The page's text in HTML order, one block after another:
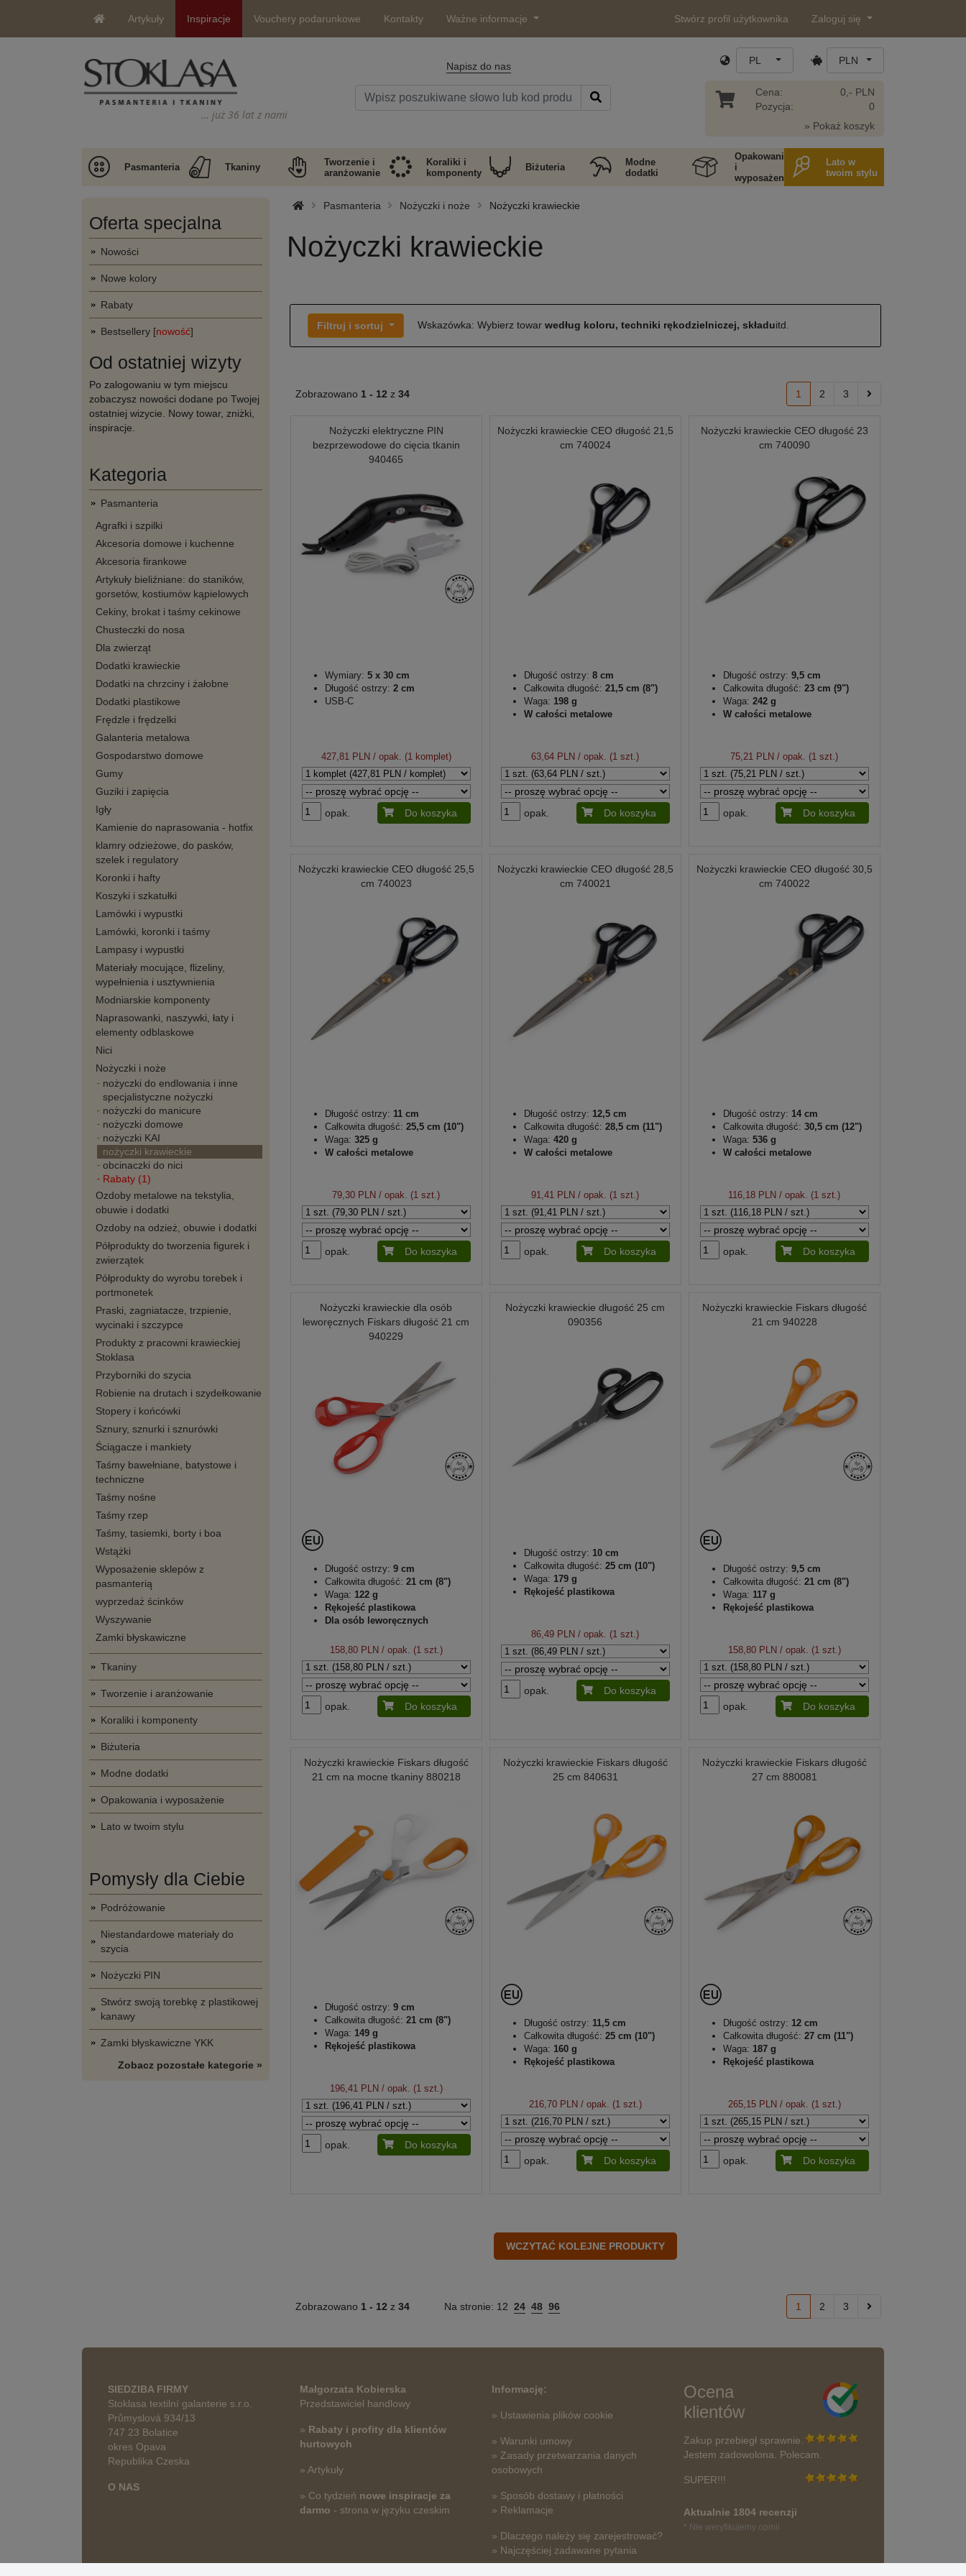
Artykuły Inspiracje Vouchery podarunkowe Kontakty Ważne informacje Stwórz profil użytkownika Zaloguj się
… już 36 lat z nami
Napisz do nas PL PLN
Cena:
Pozycja:
0,- PLN
0
» Pokaż koszyk
Pasmanteria Tkaniny
Tworzenie i
aranżowanie
Koraliki i
komponenty
Biżuteria
Modne
dodatki
Opakowania
i
wyposażenie
Lato w
twoim stylu
Oferta specjalna
Nowości
Nowe kolory
Rabaty
Bestsellery [nowość]
Od ostatniej wizyty
Po zalogowaniu w tym miejscu
zobaczysz nowości dodane po Twojej
ostatniej wizycie. Nowy towar, zniżki,
inspiracje.
Kategoria
Pasmanteria
Agrafki i szpilki
Akcesoria domowe i kuchenne
Akcesoria firankowe
Artykuły bieliźniane: do staników,
gorsetów, kostiumów kąpielowych
Cekiny, brokat i taśmy cekinowe
Chusteczki do nosa
Dla zwierząt
Dodatki krawieckie
Dodatki na chrzciny i żałobne
Dodatki plastikowe
Frędzle i frędzelki
Galanteria metalowa
Gospodarstwo domowe
Gumy
Guziki i zapięcia
Igły
Kamienie do naprasowania - hotfix
klamry odzieżowe, do pasków,
szelek i regulatory
Koronki i hafty
Koszyki i szkatułki
Lamówki i wypustki
Lamówki, koronki i taśmy
Lampasy i wypustki
Materiały mocujące, flizeliny,
wypełnienia i usztywnienia
Modniarskie komponenty
Naprasowanki, naszywki, łaty i
elementy odblaskowe
Nici
Nożyczki i noże
nożyczki do endlowania i inne
specjalistyczne nożyczki
nożyczki do manicure
nożyczki domowe
nożyczki KAI
nożyczki krawieckie
obcinaczki do nici
Rabaty (1)
Ozdoby metalowe na tekstylia,
obuwie i dodatki
Ozdoby na odzież, obuwie i dodatki
Półprodukty do tworzenia figurek i
zwierzątek
Półprodukty do wyrobu torebek i
portmonetek
Praski, zagniatacze, trzpienie,
wycinaki i szczypce
Produkty z pracowni krawieckiej
Stoklasa
Przyborniki do szycia
Robienie na drutach i szydełkowanie
Stopery i końcówki
Sznury, sznurki i sznurówki
Ściągacze i mankiety
Taśmy bawełniane, batystowe i
techniczne
Taśmy nośne
Taśmy rzep
Taśmy, tasiemki, borty i boa
Wstążki
Wyposażenie sklepów z
pasmanterią
wyprzedaż ścinków
Wyszywanie
Zamki błyskawiczne
Tkaniny
Tworzenie i aranżowanie
Koraliki i komponenty
Biżuteria
Modne dodatki
Opakowania i wyposażenie
Lato w twoim stylu
Pomysły dla Ciebie
Podróżowanie
Niestandardowe materiały do
szycia
Nożyczki PIN
Stwórz swoją torebkę z plastikowej
kanawy
Zamki błyskawiczne YKK
Zobacz pozostałe kategorie »
Pasmanteria Nożyczki i noże Nożyczki krawieckie
Nożyczki krawieckie
Filtruj i sortuj Wskazówka: Wybierz towar według koloru, techniki rękodzielniczej, składuitd.
Zobrazowano 1 - 12 z 34 1 2 3
Nożyczki elektryczne PIN
bezprzewodowe do cięcia tkanin
940465
Wymiary: 5 x 30 cm
Długość ostrzy: 2 cm
USB-C
427,81 PLN / opak. (1 komplet)
opak. Do koszyka
Nożyczki krawieckie CEO długość 21,5
cm 740024
Długość ostrzy: 8 cm
Całkowita długość: 21,5 cm (8")
Waga: 198 g
W całości metalowe
63,64 PLN / opak. (1 szt.)
opak. Do koszyka
Nożyczki krawieckie CEO długość 23
cm 740090
Długość ostrzy: 9,5 cm
Całkowita długość: 23 cm (9")
Waga: 242 g
W całości metalowe
75,21 PLN / opak. (1 szt.)
opak. Do koszyka
Nożyczki krawieckie CEO długość 25,5
cm 740023
Długość ostrzy: 11 cm
Całkowita długość: 25,5 cm (10")
Waga: 325 g
W całości metalowe
79,30 PLN / opak. (1 szt.)
opak. Do koszyka
Nożyczki krawieckie CEO długość 28,5
cm 740021
Długość ostrzy: 12,5 cm
Całkowita długość: 28,5 cm (11")
Waga: 420 g
W całości metalowe
91,41 PLN / opak. (1 szt.)
opak. Do koszyka
Nożyczki krawieckie CEO długość 30,5
cm 740022
Długość ostrzy: 14 cm
Całkowita długość: 30,5 cm (12")
Waga: 536 g
W całości metalowe
116,18 PLN / opak. (1 szt.)
opak. Do koszyka
Nożyczki krawieckie dla osób
leworęcznych Fiskars długość 21 cm
940229
Długość ostrzy: 9 cm
Całkowita długość: 21 cm (8")
Waga: 122 g
Rękojeść plastikowa
Dla osób leworęcznych
158,80 PLN/ opak. (1 szt.)
opak. Do koszyka
Nożyczki krawieckie długość 25 cm
090356
Długość ostrzy: 10 cm
Całkowita długość: 25 cm (10")
Waga: 179 g
Rękojeść plastikowa
86,49 PLN / opak. (1 szt.)
opak. Do koszyka
Nożyczki krawieckie Fiskars długość
21 cm 940228
Długość ostrzy: 9,5 cm
Całkowita długość: 21 cm (8")
Waga: 117 g
Rękojeść plastikowa
158,80 PLN/ opak. (1 szt.)
opak. Do koszyka
Nożyczki krawieckie Fiskars długość
21 cm na mocne tkaniny 880218
Długość ostrzy: 9 cm
Całkowita długość: 21 cm (8")
Waga: 149 g
Rękojeść plastikowa
196,41 PLN / opak. (1 szt.)
opak. Do koszyka
Nożyczki krawieckie Fiskars długość
25 cm 840631
Długość ostrzy: 11,5 cm
Całkowita długość: 25 cm (10")
Waga: 160 g
Rękojeść plastikowa
216,70 PLN / opak. (1 szt.)
opak. Do koszyka
Nożyczki krawieckie Fiskars długość
27 cm 880081
Długość ostrzy: 12 cm
Całkowita długość: 27 cm (11")
Waga: 187 g
Rękojeść plastikowa
265,15 PLN / opak. (1 szt.)
opak. Do koszyka
Zobrazowano 1 - 12 z 34 Na stronie: 12 24 48 96 1 2 3
SIEDZIBA FIRMY
Stoklasa textilní galanterie s.r.o.
Průmyslová 934/13
747 23 Bolatice
okres Opava
Republika Czeska
O NAS
Małgorzata Kobierska
Przedstawiciel handlowy
» Rabaty i profity dla klientów
hurtowych
» Artykuły
» Co tydzień nowe inspiracje za
darmo - strona w języku czeskim
Informację:
» Ustawienia plików cookie
» Warunki umowy
» Zasady przetwarzania danych
osobowych
» Sposób dostawy i płatności
» Reklamacje
» Dlaczego należy się zarejestrować?
» Najczęściej zadawane pytania
Ocena
klientów
Zakup przebiegł sprawnie.
Jestem zadowolona. Polecam.
SUPER!!!
Aktualnie 1804 recenzji
* Nie weryfikujemy opinii